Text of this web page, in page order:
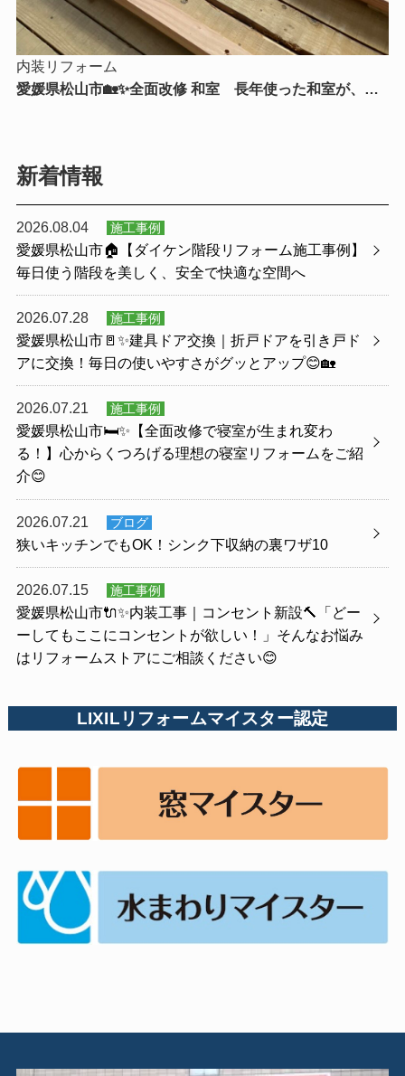
内装リフォーム
愛媛県松山市🏡✨全面改修 和室 長年使った和室が、新
新着情報
2026.08.04 施工事例
愛媛県松山市🏠【ダイケン階段リフォーム施工事例】
毎日使う階段を美しく、安全で快適な空間へ
2026.07.28 施工事例
愛媛県松山市🚪✨建具ドア交換｜折戸ドアを引き戸ド
アに交換！毎日の使いやすさがグッとアップ😊🏡
2026.07.21 施工事例
愛媛県松山市🛏️✨【全面改修で寝室が生まれ変わ
る！】心からくつろげる理想の寝室リフォームをご紹
介😊
2026.07.21 ブログ
狭いキッチンでもOK！シンク下収納の裏ワザ10
2026.07.15 施工事例
愛媛県松山市🔌✨内装工事｜コンセント新設🔨「どー
ーしてもここにコンセントが欲しい！」そんなお悩み
はリフォームストアにご相談ください😊
LIXILリフォームマイスター認定